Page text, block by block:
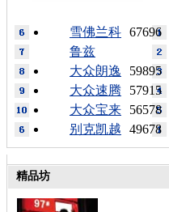
67696
雪佛兰科
鲁兹
59895
大众朗逸
57915
大众速腾
56578
大众宝来
49678
别克凯越
精品坊